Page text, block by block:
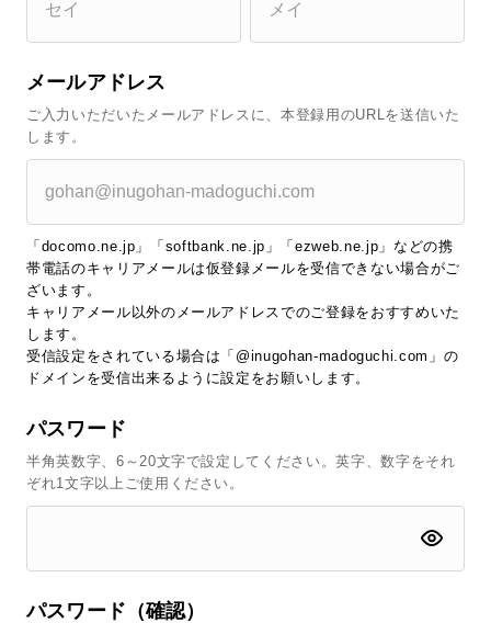
メールアドレス
ご入力いただいたメールアドレスに、本登録用のURLを送信いた
します。
「docomo.ne.jp」「softbank.ne.jp」「ezweb.ne.jp」などの携
帯電話のキャリアメールは仮登録メールを受信できない場合がご
ざいます。
キャリアメール以外のメールアドレスでのご登録をおすすめいた
します。
受信設定をされている場合は「@inugohan-madoguchi.com」の
ドメインを受信出来るように設定をお願いします。
パスワード
半角英数字、6～20文字で設定してください。英字、数字をそれ
ぞれ1文字以上ご使用ください。
パスワード（確認）